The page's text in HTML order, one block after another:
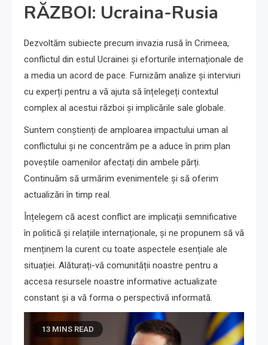
RĂZBOI: Ucraina-Rusia
Dezvoltăm subiecte precum invazia rusă în Crimeea,
conflictul din estul Ucrainei și eforturile internaționale de
a media un acord de pace. Furnizăm analize și interviuri
cu experți pentru a vă ajuta să înțelegeți contextul
complex al acestui război și implicările sale globale.
Suntem conștienți de amploarea impactului uman al
conflictului și ne concentrăm pe a aduce în prim plan
poveștile oamenilor afectați din ambele părți.
Continuăm să urmărim evenimentele și să oferim
actualizări în timp real.
Înțelegem că acest conflict are implicații semnificative
în politică și relațiile internaționale, și ne propunem să vă
menținem la curent cu toate aspectele esențiale ale
situației. Alăturați-vă comunității noastre pentru a
accesa resursele noastre informative actualizate
constant și a vă forma o perspectivă informată.
13 MINS READ